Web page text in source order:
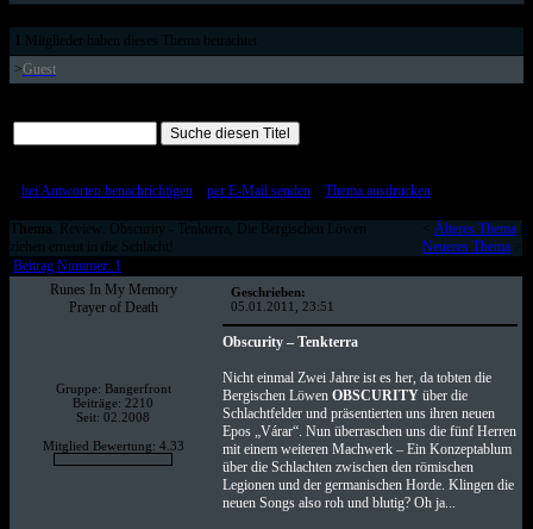
Mitglieder haben dieses Thema betrachtet
>Guest
bei Antworten benachrichtigen:: per E-Mail senden:: Thema ausdrucken]
Thema : Review: Obscurity - Tenkterra, Die Bergischen Löwen
ziehen erneut in die Schlacht!
Älteres Thema|
Neueres Thema>
Beitrag Nummer: 1
Runes In My Memory
Prayer of Death
Gruppe: Bangerfront
Beiträge: 2210
Seit: 02.2008
Mitglied Bewertung: 4.33
Geschrieben:
05.01.2011, 23:51
Obscurity – Tenkterra
Nicht einmal Zwei Jahre ist es her, da tobten die
Bergischen Löwen OBSCURITYüber die
Schlachtfelder und präsentierten uns ihren neuen
Epos „Várar“. Nun überraschen uns die fünf Herren
mit einem weiteren Machwerk – Ein Konzeptablum
über die Schlachten zwischen den römischen
Legionen und der germanischen Horde. Klingen die
neuen Songs also roh und blutig? Oh ja...